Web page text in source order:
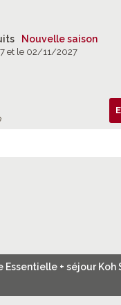
Nouvelle saison
et le 02/11/2027
Essentielle + séjour Koh